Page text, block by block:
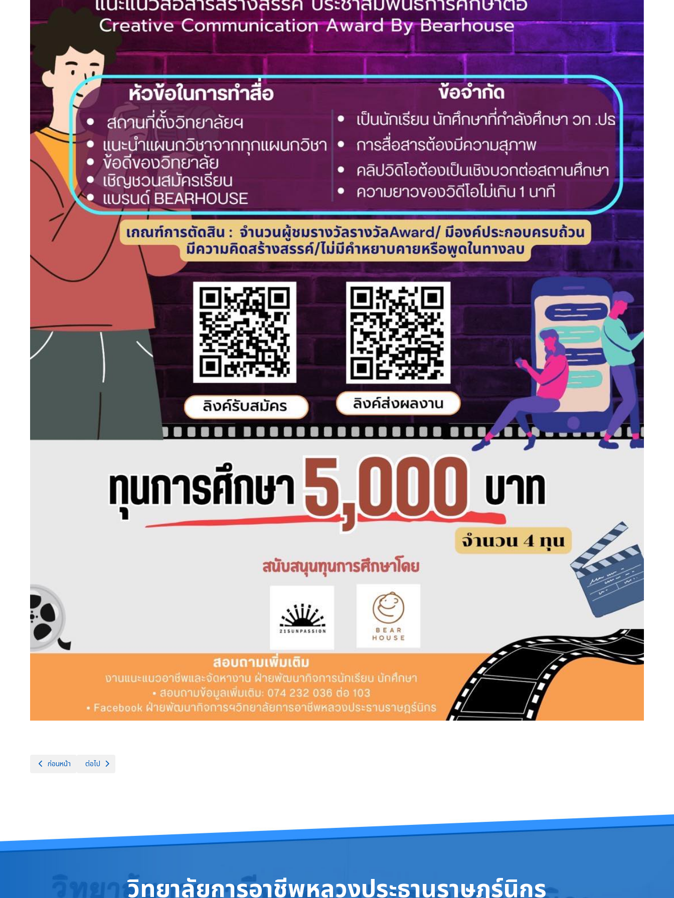
เนื้อหาก่อนหน้า: ตารางสอบปลายภาค ภาคเรียนที่ 2 ปีการศึกษา 2568
ก่อนหน้า เนื้อหาถัดไป: กำหนดการเปิดและปิด ภาคเรียนที่ 2 ปีการศึกษา 2568
ต่อไป
วิทยาลัยการอาชีพหลวงประธานราษฎร์นิกร